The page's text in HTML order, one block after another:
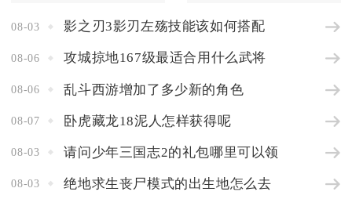
08-03 影之刃3影刃左殇技能该如何搭配
08-06 攻城掠地167级最适合用什么武将
08-06 乱斗西游增加了多少新的角色
08-07 卧虎藏龙18泥人怎样获得呢
08-03 请问少年三国志2的礼包哪里可以领
08-03 绝地求生丧尸模式的出生地怎么去